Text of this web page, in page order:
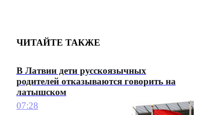
ЧИТАЙТЕ ТАКЖЕ
В Латвии дети русскоязычных
родителей отказываются говорить на
латышском
07:28